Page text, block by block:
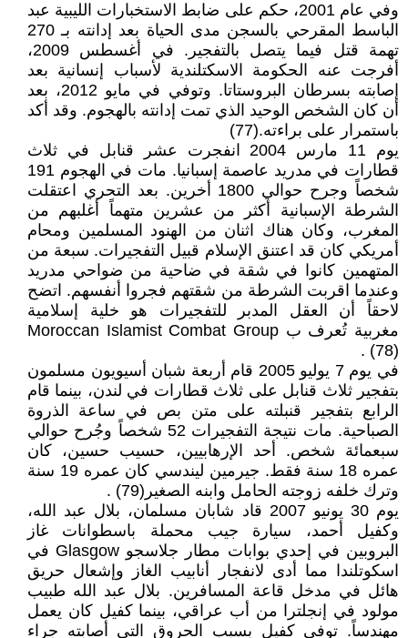
وفي عام 2001، حكم على ضابط الاستخبارات الليبية عبد
الباسط المقرحي بالسجن مدى الحياة بعد إدانته بـ 270
تهمة قتل فيما يتصل بالتفجير. في أغسطس 2009،
أفرجت عنه الحكومة الاسكتلندية لأسباب إنسانية بعد
إصابته بسرطان البروستاتا. وتوفي في مايو 2012، بعد
أن كان الشخص الوحيد الذي تمت إدانته بالهجوم. وقد أكد
باستمرار على براءته.(77)
يوم 11 مارس 2004 انفجرت عشر قنابل في ثلاث
قطارات في مدريد عاصمة إسبانيا. مات في الهجوم 191
شخصاً وجرح حوالي 1800 أخرين. بعد التحري اعتقلت
الشرطة الإسبانية أكثر من عشرين متهماً أغلبهم من
المغرب، وكان هناك اثنان من الهنود المسلمين ومحام
أمريكي كان قد اعتنق الإسلام قبيل التفجيرات. سبعة من
المتهمين كانوا في شقة في ضاحية من ضواحي مدريد
وعندما اقربت الشرطة من شقتهم فجروا أنفسهم. اتضح
لاحقاً أن العقل المدبر للتفجيرات هو خلية إسلامية
مغربية تُعرف ب Moroccan Islamist Combat Group
(78) .
في يوم 7 يوليو 2005 قام أربعة شبان أسيويون مسلمون
بتفجير ثلاث قنابل على ثلاث قطارات في لندن، بينما قام
الرابع بتفجير قنبلته على متن بص في ساعة الذروة
الصباحية. مات نتيجة التفجيرات 52 شخصاً وجُرح حوالي
سبعمائة شخص. أحد الإرهابيين، حسيب حسين، كان
عمره 18 سنة فقط. جيرمين ليندسي كان عمره 19 سنة
وترك خلفه زوجته الحامل وابنه الصغير(79) .
يوم 30 يونيو 2007 قاد شابان مسلمان، بلال عبد الله،
وكفيل أحمد، سيارة جيب محملة باسطوانات غاز
البروبين في إحدي بوابات مطار جلاسجو Glasgow في
اسكوتلندا مما أدى لانفجار أنابيب الغاز وإشعال حريق
هائل في مدخل قاعة المسافرين. بلال عبد الله طبيب
مولود في إنجلترا من أب عراقي، بينما كفيل كان يعمل
مهندساً. توفي كفيل بسبب الحروق التي أصابته جراء